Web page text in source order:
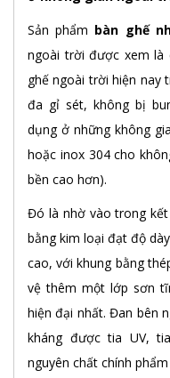
Sản phẩm bàn ghế
ngoài trời được xem là
ghế ngoài trời hiện nay
đa gỉ sét, không bị
dụng ở những không
hoặc inox 304 cho
bền cao hơn).
Đó là nhờ vào trong
bằng kim loại đạt độ
cao, với khung bằng
vệ thêm một lớp sơn
hiện đại nhất. Đan bên
kháng được tia UV,
nguyên chất chính